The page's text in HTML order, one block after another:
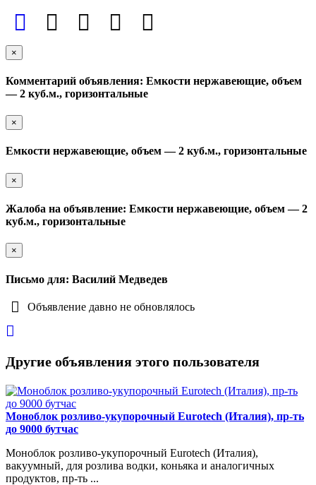
×
Комментарий объявления: Емкости нержавеющие, объем
— 2 куб.м., горизонтальные
×
Емкости нержавеющие, объем — 2 куб.м., горизонтальные
×
Жалоба на объявление: Емкости нержавеющие, объем — 2
куб.м., горизонтальные
×
Письмо для: Василий Медведев
Объявление давно не обновлялось
Другие объявления этого пользователя
Моноблок розливо-укупорочный Eurotech (Италия), пр-ть
до 9000 бутчас
Моноблок розливо-укупорочный Eurotech (Италия),
вакуумный, для розлива водки, коньяка и аналогичных
продуктов, пр-ть ...